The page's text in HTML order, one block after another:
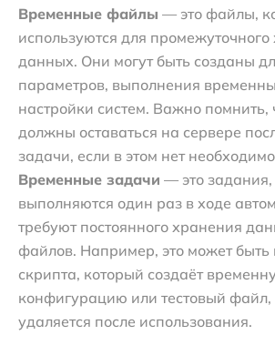
Временные файлы — это файлы,
используются для
данных. Они могут быть созданы
параметров, выполнения
настройки систем. Важно помнить,
должны оставаться на сервере
задачи, если в этом нет
Временные задачи — это задания,
выполняются один раз в ходе
требуют постоянного хранения
файлов. Например, это может быть
скрипта, который создаёт
конфигурацию или тестовый файл,
удаляется после использования.